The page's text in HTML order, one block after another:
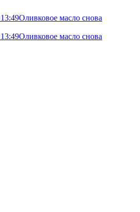
13:49Оливковое масло снова
13:49Оливковое масло снова